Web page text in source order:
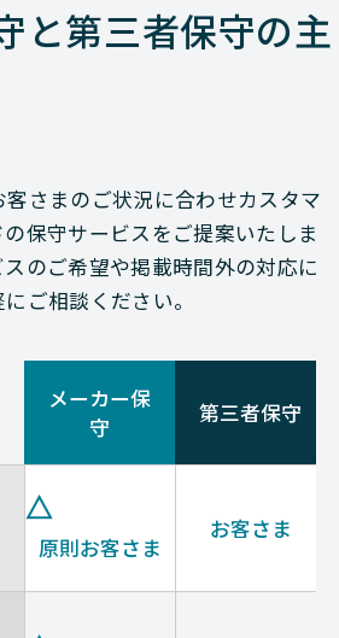
と第三者保守の主
さまのご状況に合わせカスタマ
保守サービスをご提案いたしま
のご希望や掲載時間外の対応に
ご相談ください。
メーカー保
守
第三者保守
原則お客さま
お客さま